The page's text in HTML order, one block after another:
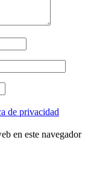
de privacidad
en este navegador